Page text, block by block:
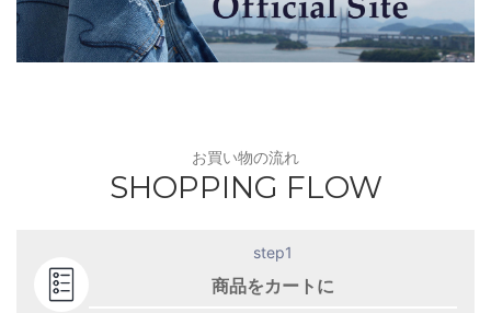
お買い物の流れ
SHOPPING FLOW
step1
商品をカートに